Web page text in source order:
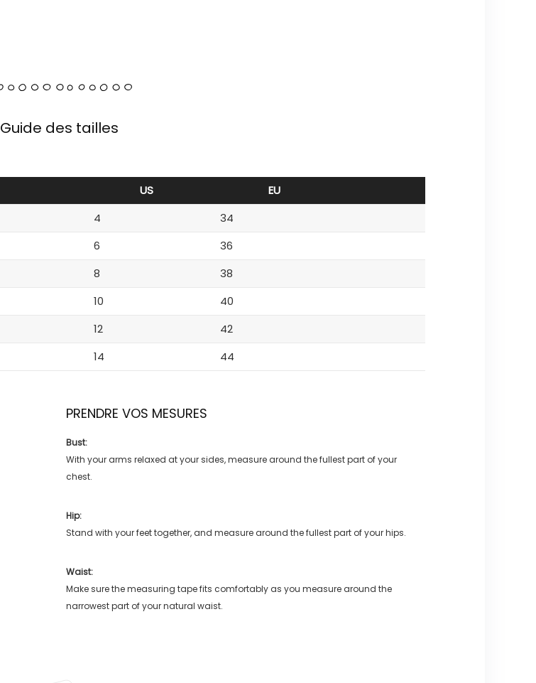
Guide des tailles
US
EU
4
34
6
36
8
38
10
40
12
42
14 44
PRENDRE VOS MESURES
Bust:
With your arms relaxed at your sides, measure around the fullest part of your
chest.
Hip:
Stand with your feet together, and measure around the fullest part of your hips.
Waist:
Make sure the measuring tape fits comfortably as you measure around the
narrowest part of your natural waist.